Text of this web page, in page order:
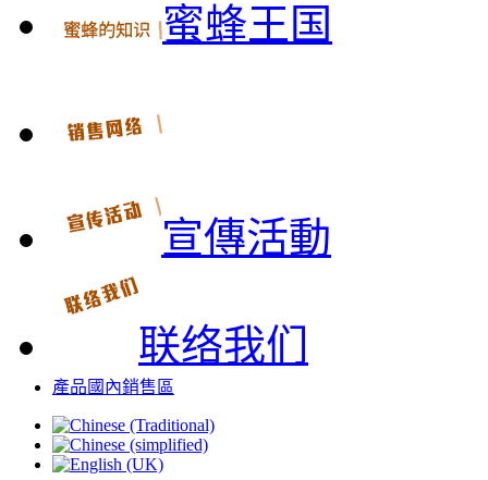
蜜蜂王国
宣傳活動
联络我们
產品國內銷售區